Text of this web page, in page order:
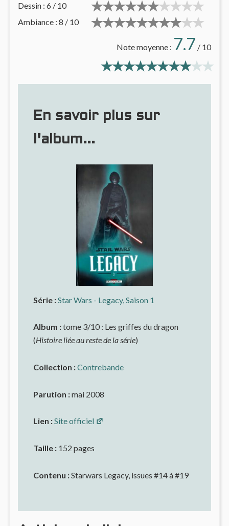
Dessin : 6 / 10
Ambiance : 8 / 10
Note moyenne : 7.7 / 10
En savoir plus sur
l'album...
Série :Star Wars - Legacy, Saison 1
Album :tome 3/10 : Les griffes du dragon
(Histoire liée au reste de la série)
Collection :Contrebande
Parution :mai 2008
Lien :Site officiel
Taille : 152 pages
Contenu :Starwars Legacy, issues #14 à #19